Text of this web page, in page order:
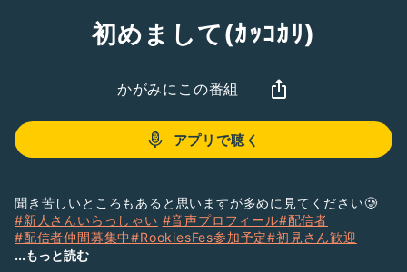
初めまして(ｶｯｺｶﾘ)
かがみにこの番組
アプリで聴く
聞き苦しいところもあると思いますが多めに見てください🥲
#新人さんいらっしゃい #音声プロフィール#配信者
#配信者仲間募集中#RookiesFes参加予定#初見さん歓迎
#ハッシュタグって何個まで付けられる？
...もっと読む